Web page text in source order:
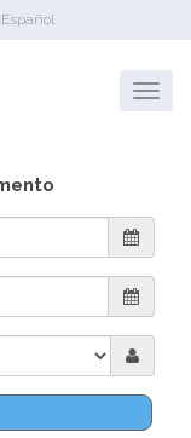
Español